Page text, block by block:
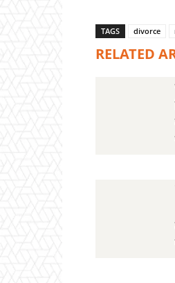
TAGS divorce
RELATED